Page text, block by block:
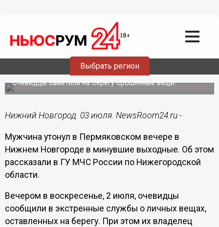
Выбрать регион
03.07.202313:15
Мужчина утонул в Пермяковском
озере в Автозаводском районе
Очевидцы заметили на берегу брошенные вещи.
Нижний Новгород. 03 июля. NewsRoom24.ru -
Мужчина утонул в Пермяковском вечере в
Нижнем Новгороде в минувшие выходные. Об этом
рассказали в ГУ МЧС России по Нижегородской
области.
Вечером в воскресенье, 2 июля, очевидцы
сообщили в экстренные службы о личных вещах,
оставленных на берегу. При этом их владелец